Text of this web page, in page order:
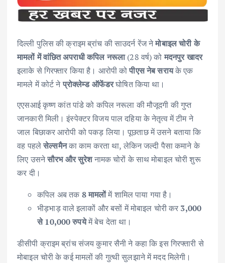
दिल्ली पुलिस की क्राइम ब्रांच की साउदर्न रेंज नेमोबाइल चोरी के
मामलों में वांछित अपराधी कपिल नरूला(28 वर्ष) कोमदनपुर खादर
इलाके से गिरफ्तार किया है। आरोपी कोपीएस नेब सरायके एक
मामले में कोर्ट नेप्रोक्लेम्ड ऑफेंडरघोषित किया था।
एएसआई कृष्ण कांत पांडे को कपिल नरूला की मौजूदगी की गुप्त
जानकारी मिली। इंस्पेक्टर विजय पाल दहिया के नेतृत्व में टीम ने
जाल बिछाकर आरोपी को पकड़ लिया। पूछताछ में उसने बताया कि
वह पहलेसेल्समैनका काम करता था, लेकिन जल्दी पैसा कमाने के
लिए उसनेसौरभ और सुरेशनामक चोरों के साथ मोबाइल चोरी शुरू
कर दी।
कपिल अब तक 8 मामलोंमें शामिल पाया गया है।
भीड़भाड़ वाले इलाकों और बसों में मोबाइल चोरी कर 3,000
से 10,000 रुपयेमें बेच देता था।
डीसीपी क्राइम ब्रांच संजय कुमार सैनी ने कहा कि इस गिरफ्तारी से
मोबाइल चोरी के कई मामलों की गुत्थी सुलझाने में मदद मिलेगी।